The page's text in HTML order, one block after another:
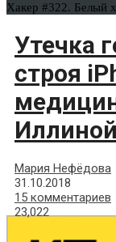
Хакер #322. Белый
Утечка
строя
Мария Нефёдова
31.10.2018
15 комментариев
23,022